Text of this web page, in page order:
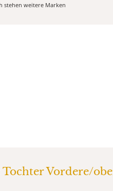
stehen weitere Marken
Tochter Vordere/